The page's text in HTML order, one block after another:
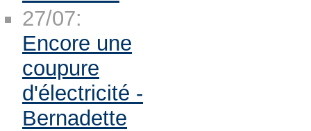
27/07:
Encore une
coupure
d'électricité -
Bernadette